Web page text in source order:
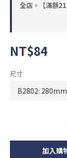
全店，【滿額
NT$84
尺寸
加入購